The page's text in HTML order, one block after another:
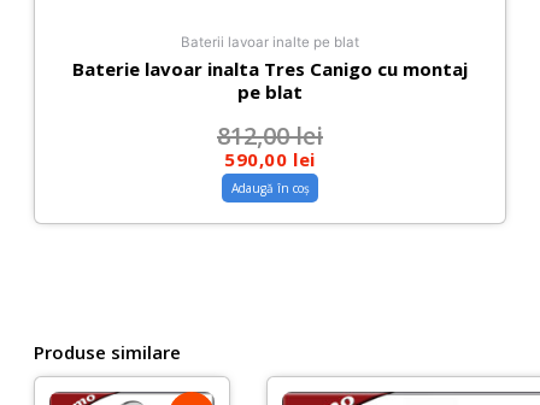
Baterii lavoar inalte pe blat
Baterie lavoar inalta Tres Canigo cu montaj
pe blat
812,00lei
590,00 lei
Adaugă în coș
Produse similare